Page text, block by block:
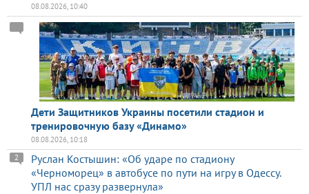
08.08.2026, 10:40
Дети Защитников Украины посетили стадион и
тренировочную базу «Динамо»
08.08.2026, 10:18
Руслан Костышин: «Об ударе по стадиону
«Черноморец» в автобусе по пути на игру в Одессу.
УПЛ нас сразу развернула»
2